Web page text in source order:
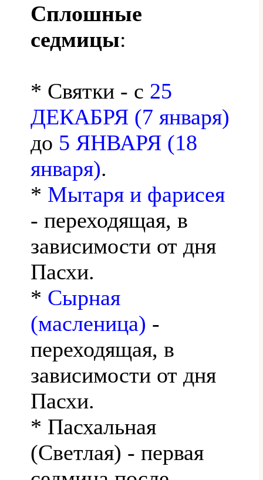
Сплошные
седмицы:
* Святки - с 25
ДЕКАБРЯ (7 января)
до 5 ЯНВАРЯ (18
января).
* Мытаря и фарисея
- переходящая, в
зависимости от дня
Пасхи.
* Сырная
(масленица) -
переходящая, в
зависимости от дня
Пасхи.
* Пасхальная
(Светлая) - первая